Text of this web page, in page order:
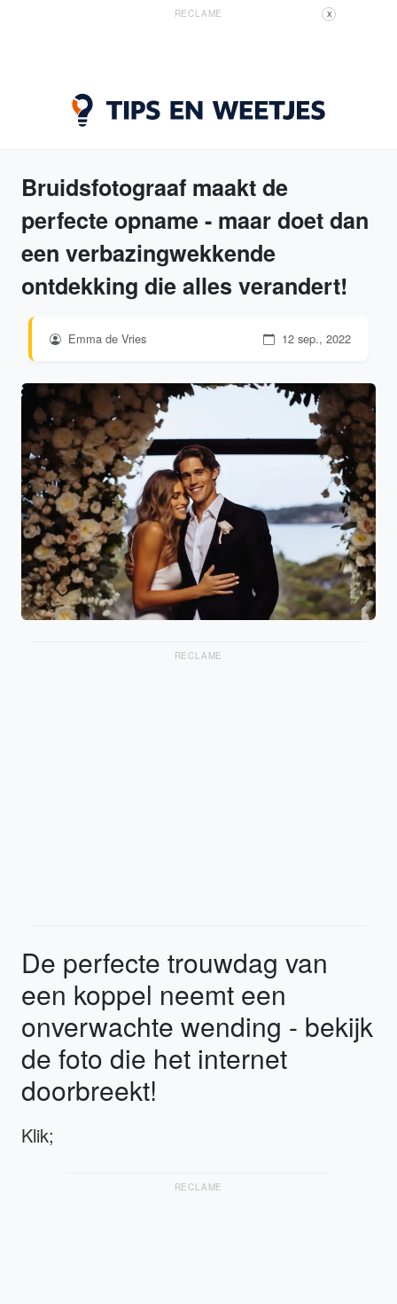
RECLAME X
Bruidsfotograaf maakt de
perfecte opname - maar doet dan
een verbazingwekkende
ontdekking die alles verandert!
Emma de Vries 12 sep., 2022
RECLAME
De perfecte trouwdag van
een koppel neemt een
onverwachte wending - bekijk
de foto die het internet
doorbreekt!
Klik;
RECLAME